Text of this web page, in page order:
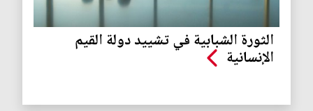
الثورة الشبابية في تشييد دولة القيم
الإنسانية